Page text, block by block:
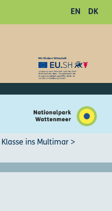
EN DK
ins Multimar >